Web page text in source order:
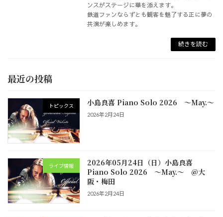
ンスがステージに華を添えます。
鉄道ファンならずとも観客を魅了する正に夢の
共演が楽しめます。
続きを読む
最近の投稿
トピックス 小島良喜 Piano Solo 2026 ～May.～
2026年2月24日
ライブ情報
2026年05月24日（日）小島良喜
Piano Solo 2026 ～May.～ @大
阪・梅田
2026年2月24日